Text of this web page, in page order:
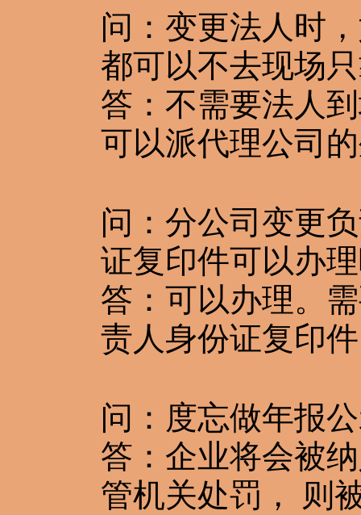
问：变更法人时
都可以不去现场
答：不需要法人
可以派代理公司
问：分公司变更
证复印件可以办
答：可以办理。
责人身份证复印
问：度忘做年报
答：企业将会被
管机关处罚， 则